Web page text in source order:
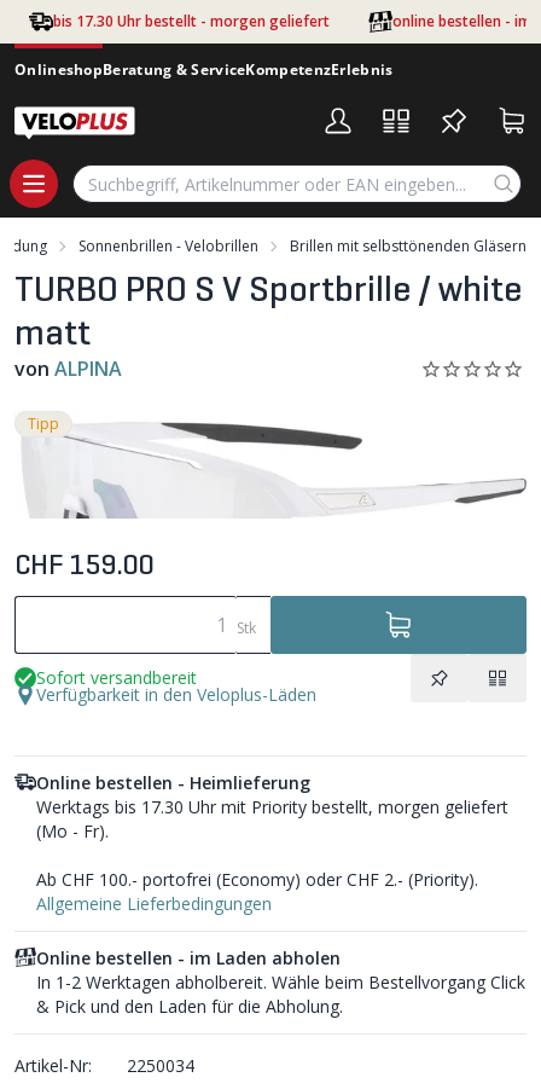
Zum Hauptinhalt springen
bis 17.30 Uhr bestellt - morgen geliefert online bestellen - im
OnlineshopBeratung & ServiceKompetenzErlebnis
Sonnenbrillen - Velobrillen Brillen mit selbsttönenden Gläsern
TURBO PRO S V Sportbrille / white
matt
von ALPINA
Tipp
CHF 159.00
Stk
Sofort versandbereit
Verfügbarkeit in den Veloplus-Läden
Online bestellen - Heimlieferung
Werktags bis 17.30 Uhr mit Priority bestellt, morgen geliefert
(Mo - Fr).
Ab CHF 100.- portofrei (Economy) oder CHF 2.- (Priority).
Allgemeine Lieferbedingungen
Online bestellen - im Laden abholen
In 1-2 Werktagen abholbereit. Wähle beim Bestellvorgang Click
& Pick und den Laden für die Abholung.
Artikel-Nr:
2250034